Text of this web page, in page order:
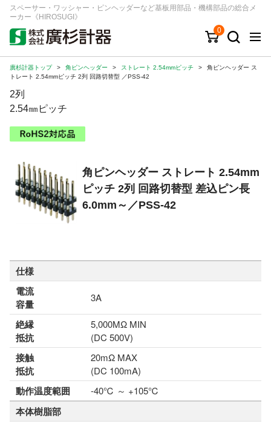
スペーサー・ワッシャー・ピンヘッダーなど基板用部品・機構部品の総合メ
ーカー《HIROSUGI》
0
キーワード 品番/シリーズ
商品カテゴリから探す
ジャンルから探す
シリーズから探す
ログイン
注文・見積りについて
ご利用ガイド
会社情報
廣杉計器トップ > 角ピンヘッダー > ストレート 2.54mmピッチ >
角ピンヘッダー ス
トレート 2.54mmピッチ 2列 回路切替型 ／PSS-42
2列
2.54㎜ピッチ
角ピンヘッダー ストレート 2.54mm
ピッチ 2列 回路切替型 差込ピン長
6.0mm～／PSS-42
仕様
電流
容量
3A
絶縁
抵抗
5,000MΩ MIN
(DC 500V)
接触
抵抗
20mΩ MAX
(DC 100mA)
動作温度範囲 -40℃ ～ +105℃
本体樹脂部